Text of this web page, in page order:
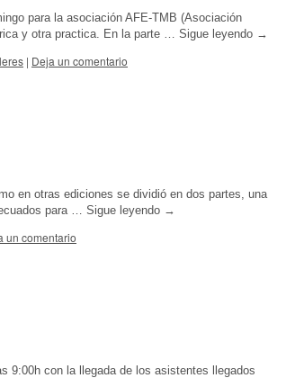
para la asociación AFE-TMB (Asociación
y otra practica. En la parte … Sigue leyendo →
| Deja un comentario
en otras ediciones se dividió en dos partes, una
para … Sigue leyendo →
un comentario
9:00h con la llegada de los asistentes llegados